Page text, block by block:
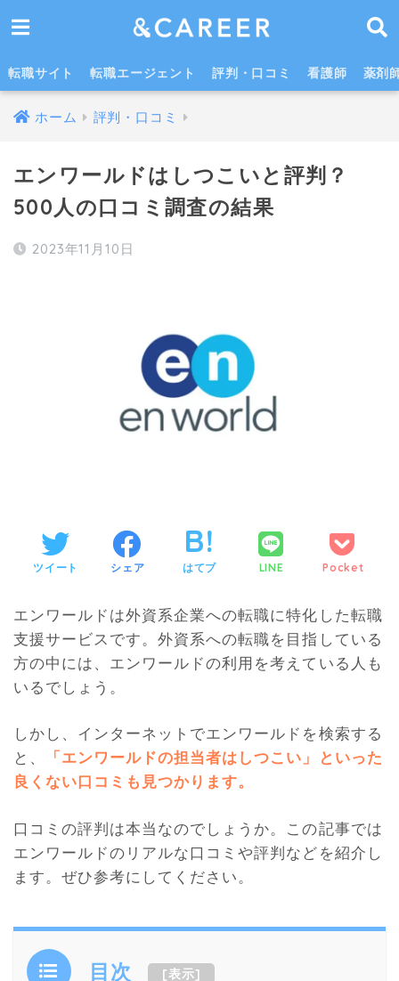
エンワールドよりおすすめの転職サイト・転職エージェント
転職サイト 転職エージェント 評判・口コミ 看護師 薬剤
ホーム 評判・口コミ
エンワールドはしつこいと評判？
500人の口コミ調査の結果
2023年11月10日
ツイート シェア はてブ LINE Pocket
エンワールドは外資系企業への転職に特化した転職
支援サービスです。外資系への転職を目指している
方の中には、エンワールドの利用を考えている人も
いるでしょう。
しかし、インターネットでエンワールドを検索する
と、
「エンワールドの担当者はしつこい」といった
良くない口コミも見つかります。
口コミの評判は本当なのでしょうか。この記事では
エンワールドのリアルな口コミや評判などを紹介し
ます。ぜひ参考にしてください。
目次 [表示]